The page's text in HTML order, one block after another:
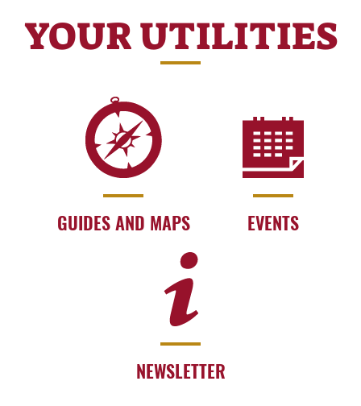
YOUR UTILITIES
GUIDES AND MAPS EVENTS
NEWSLETTER